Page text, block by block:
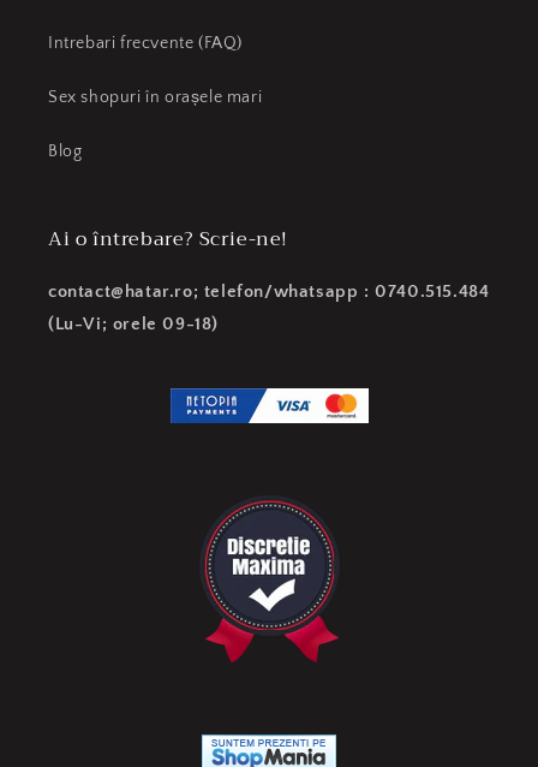
Intrebari frecvente (FAQ)
Sex shopuri în orașele mari
Blog
Ai o întrebare? Scrie-ne!
contact@hatar.ro; telefon/whatsapp : 0740.515.484
(Lu-Vi; orele 09-18)